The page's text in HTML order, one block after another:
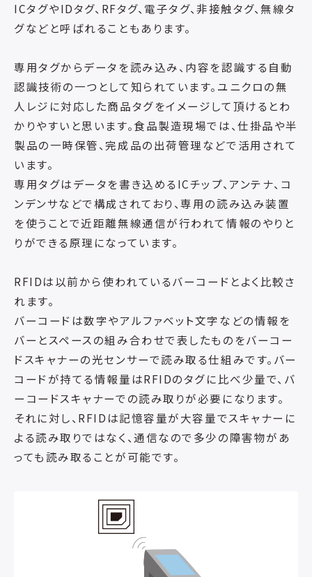
ICタグやIDタグ、RFタグ、電子タグ、非接触タグ、無線タ
グなどと呼ばれることもあります。
専用タグからデータを読み込み、内容を認識する自動
認識技術の一つとして知られています。ユニクロの無
人レジに対応した商品タグをイメージして頂けるとわ
かりやすいと思います。食品製造現場では、仕掛品や半
製品の一時保管、完成品の出荷管理などで活用されて
います。
専用タグはデータを書き込めるICチップ、アンテナ、コ
ンデンサなどで構成されており、専用の読み込み装置
を使うことで近距離無線通信が行われて情報のやりと
りができる原理になっています。
RFIDは以前から使われているバーコードとよく比較さ
れます。
バーコードは数字やアルファベット文字などの情報を
バーとスペースの組み合わせで表したものをバーコー
ドスキャナーの光センサーで読み取る仕組みです。バー
コードが持てる情報量はRFIDのタグに比べ少量で、バ
ーコードスキャナーでの読み取りが必要になります。
それに対し、RFIDは記憶容量が大容量でスキャナーに
よる読み取りではなく、通信なので多少の障害物があ
っても読み取ることが可能です。